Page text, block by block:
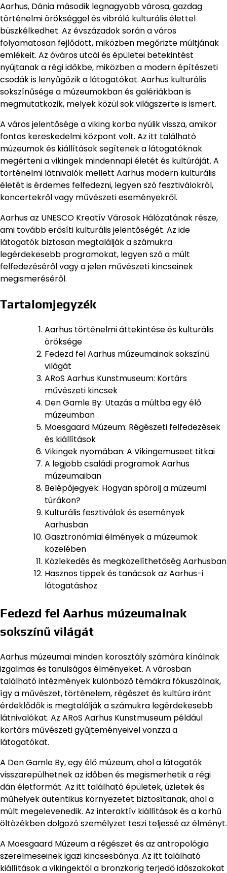
Aarhus, Dánia második legnagyobb városa, gazdag
történelmi örökséggel és vibráló kulturális élettel
büszkélkedhet. Az évszázadok során a város
folyamatosan fejlődött, miközben megőrizte múltjának
emlékeit. Az óváros utcái és épületei betekintést
nyújtanak a régi időkbe, miközben a modern építészeti
csodák is lenyűgözik a látogatókat. Aarhus kulturális
sokszínűsége a múzeumokban és galériákban is
megmutatkozik, melyek közül sok világszerte is ismert.
A város jelentősége a viking korba nyúlik vissza, amikor
fontos kereskedelmi központ volt. Az itt található
múzeumok és kiállítások segítenek a látogatóknak
megérteni a vikingek mindennapi életét és kultúráját. A
történelmi látnivalók mellett Aarhus modern kulturális
életét is érdemes felfedezni, legyen szó fesztiválokról,
koncertekről vagy művészeti eseményekről.
Aarhus az UNESCO Kreatív Városok Hálózatának része,
ami tovább erősíti kulturális jelentőségét. Az ide
látogatók biztosan megtalálják a számukra
legérdekesebb programokat, legyen szó a múlt
felfedezéséről vagy a jelen művészeti kincseinek
megismeréséről.
Tartalomjegyzék
Aarhus történelmi áttekintése és kulturális
öröksége
Fedezd fel Aarhus múzeumainak sokszínű
világát
ARoS Aarhus Kunstmuseum: Kortárs
művészeti kincsek
Den Gamle By: Utazás a múltba egy élő
múzeumban
Moesgaard Múzeum: Régészeti felfedezések
és kiállítások
Vikingek nyomában: A Vikingemuseet titkai
A legjobb családi programok Aarhus
múzeumaiban
Belépőjegyek: Hogyan spórolj a múzeumi
túrákon?
Kulturális fesztiválok és események
Aarhusban
Gasztronómiai élmények a múzeumok
közelében
Közlekedés és megközelíthetőség Aarhusban
Hasznos tippek és tanácsok az Aarhus-i
látogatáshoz
Fedezd fel Aarhus múzeumainak
sokszínű világát
Aarhus múzeumai minden korosztály számára kínálnak
izgalmas és tanulságos élményeket. A városban
található intézmények különböző témákra fókuszálnak,
így a művészet, történelem, régészet és kultúra iránt
érdeklődők is megtalálják a számukra legérdekesebb
látnivalókat. Az ARoS Aarhus Kunstmuseum például
kortárs művészeti gyűjteményeivel vonzza a
látogatókat.
A Den Gamle By, egy élő múzeum, ahol a látogatók
visszarepülhetnek az időben és megismerhetik a régi
dán életformát. Az itt található épületek, üzletek és
műhelyek autentikus környezetet biztosítanak, ahol a
múlt megelevenedik. Az interaktív kiállítások és a korhű
öltözékben dolgozó személyzet teszi teljessé az élményt.
A Moesgaard Múzeum a régészet és az antropológia
szerelmeseinek igazi kincsesbánya. Az itt található
kiállítások a vikingektől a bronzkorig terjedő időszakokat